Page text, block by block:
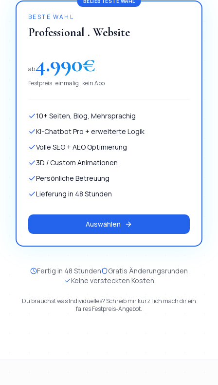
BESTE WAHL
Professional . Website
ab4.990€
Festpreis . einmalig . kein Abo
10+ Seiten, Blog, Mehrsprachig
KI-Chatbot Pro + erweiterte Logik
Volle SEO + AEO Optimierung
3D / Custom Animationen
Persönliche Betreuung
Lieferung in 48 Stunden
Auswählen
Fertig in 48 Stunden
Gratis Änderungsrunden
Keine versteckten Kosten
Du brauchst was Individuelles? Schreib mir kurz | ich mach dir ein
faires Festpreis-Angebot.